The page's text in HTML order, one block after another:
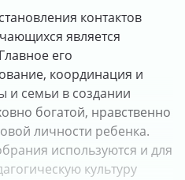
контактов
является
его
координация и
и семьи в создании
богатой, нравственно
личности ребенка.
используются и для
культуру